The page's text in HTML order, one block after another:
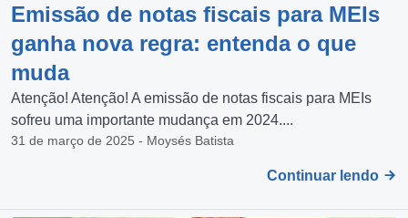
Emissão de notas fiscais para MEIs
ganha nova regra: entenda o que
muda
Atenção! Atenção! A emissão de notas fiscais para MEIs
sofreu uma importante mudança em 2024....
31 de março de 2025 - Moysés Batista
Continuar lendo